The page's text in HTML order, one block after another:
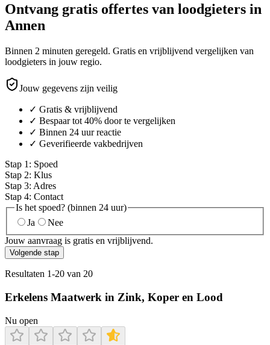
Ontvang gratis offertes van loodgieters in
Annen
Binnen 2 minuten geregeld. Gratis en vrijblijvend vergelijken van
loodgieters in jouw regio.
Jouw gegevens zijn veilig
✓ Gratis & vrijblijvend
✓ Bespaar tot 40% door te vergelijken
✓ Binnen 24 uur reactie
✓ Geverifieerde vakbedrijven
Stap 1 : Spoed
Stap 2: Klus
Stap 3: Adres
Stap 4: Contact
Is het spoed? (binnen 24 uur)
Ja
Nee
Jouw aanvraag is gratis en vrijblijvend.
Volgende stap
Resultaten 1-20 van 20
Erkelens Maatwerk in Zink, Koper en Lood
Nu open